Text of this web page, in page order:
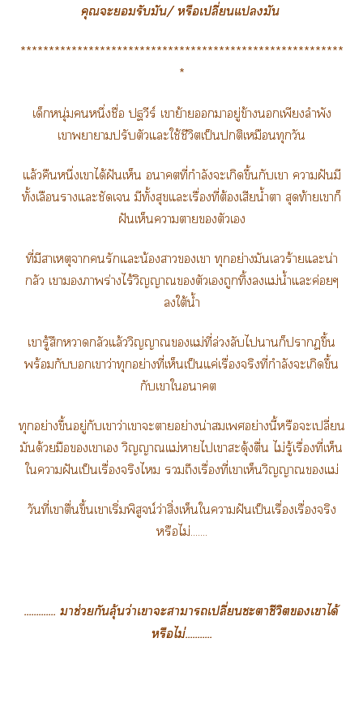
คุณะรับมัน/ หรือเปลี่ยนแมัน
*********************************************************
*
เด็กหนุ่มหนึ่งชื่อ ปฐวีร์ เาย้ายาอยู่ข้างเพียงลำพัง
เาาาปรับตัวแะใช้ชีวิตเป็นติเหมือนทุกวัน
แล้วคืนหนึ่งเาได้ฝันเห็น าที่กำลังะเกิดขึ้นกับเา าฝันมี
ทั้งเลือนาแะชัดเจน มีทั้งสุขแะเรื่องที่ต้องเสียน้ำา สุดท้ายเาก็
ฝันเห็นาาตัวเ
ที่มีสาเหตุารักแะน้องาเา ทุกอย่างมันเร้ายแะน่า
กลัว เางาร่างไร้วิญญาณตัวเถูกทิ้งแม่น้ำแะค่อยๆ
ใต้น้ำ
เารู้สึกหวาดกลัวแล้ววิญญาณแม่ที่ล่วงลับไาก็าขึ้น
พร้อมกับเาว่าทุกอย่างที่เห็นเป็นแค่เรื่องจริงที่กำลังะเกิดขึ้น
กับเาใา
ทุกอย่างขึ้นอยู่กับเาว่าเาะาอย่างน่าเอย่างนี้หรือะเปลี่ยน
มันด้วยมือเาเ วิญญาณแม่าไเาสะดุ้งตื่น ไม่รู้เรื่องที่เห็น
ใาฝันเป็นเรื่องจริงไ ถึงเรื่องที่เาเห็นวิญญาณแม่
วันที่เาตื่นขึ้นเาเริ่มพิสูจน์ว่าสิ่งเห็นใาฝันเป็นเรื่องเรื่องจริง
หรือไม่.......
............. าช่วยกันลุ้นว่าเาะาาเปลี่ยนะาชีวิตเาได้
หรือไม่...........